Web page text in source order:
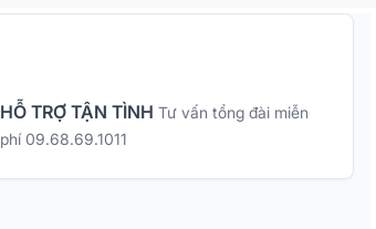
HỖ TRỢ TẬN TÌNH Tư vấn tổng đài miễn
phí 09.68.69.1011